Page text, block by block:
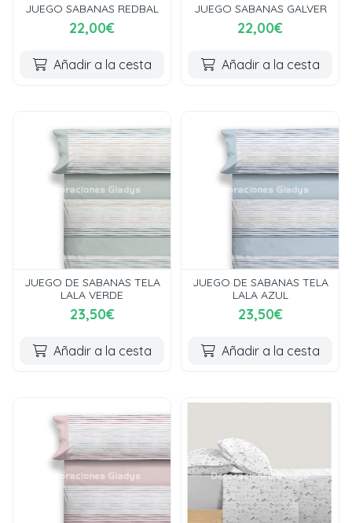
JUEGO SABANAS REDBAL
22,00€
Añadir a la cesta
JUEGO SABANAS GALVER
22,00€
Añadir a la cesta
JUEGO DE SABANAS TELA
LALA VERDE
23,50€
Añadir a la cesta
JUEGO DE SABANAS TELA
LALA AZUL
23,50€
Añadir a la cesta